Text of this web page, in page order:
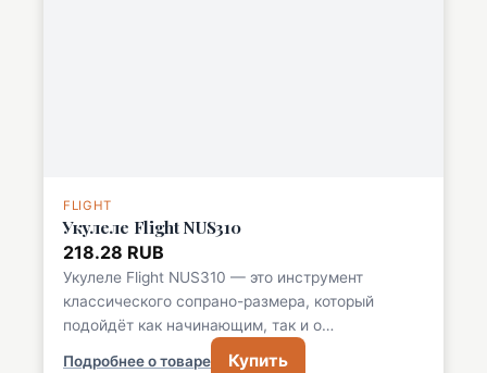
FLIGHT
Укулеле Flight NUS310
218.28 RUB
Укулеле Flight NUS310 — это инструмент
классического сопрано-размера, который
подойдёт как начинающим, так и о…
Подробнее о товаре Купить